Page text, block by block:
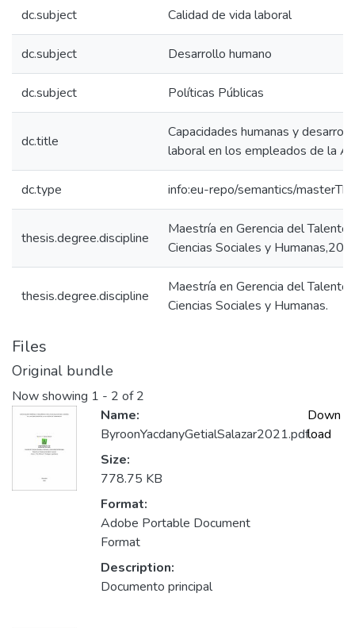
dc.subject Calidad de vida laboral
dc.subject Desarrollo humano
dc.subject Políticas Públicas
dc.title
Capacidades humanas y
laboral en los empleados de la
dc.type info:eu-repo/semantics/
thesis.degree.discipline
Maestría en Gerencia del Talento
Ciencias Sociales y
thesis.degree.discipline
Maestría en Gerencia del Talento
Ciencias Sociales y Humanas.
Files
Original bundle
Now showing 1 - 2 of 2
Name:
ByroonYacdanyGetialSalazar2021.pdf
Size:
778.75 KB
Format:
Adobe Portable Document
Format
Description:
Documento principal
Down
load